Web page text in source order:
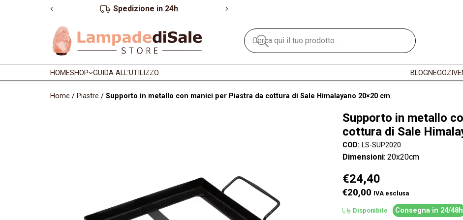
Garanzia e reso fino a 2 anni
HOMESHOP GUIDA ALL’UTILIZZO BLOGNEGOZI
Home / Piastre / Supporto in metallo con manici per Piastra da cottura di Sale Himalayano 20×20 cm
Supporto in metallo
cottura di Sale
COD: LS-SUP2020
Dimensioni: 20x20cm
€24,40
€20,00 IVA esclusa
Disponibile
Consegna in 24/48h